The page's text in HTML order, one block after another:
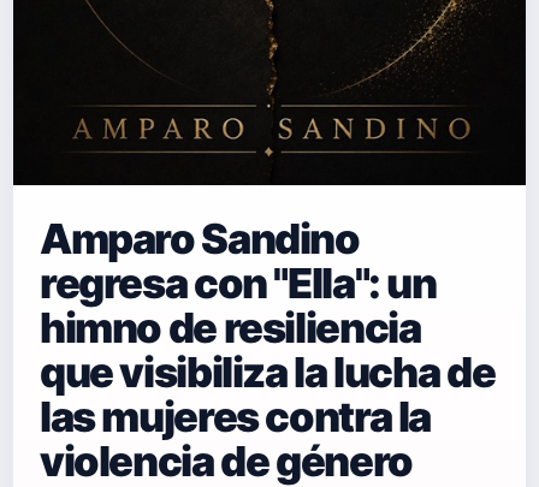
Amparo Sandino
regresa con "Ella": un
himno de resiliencia
que visibiliza la lucha de
las mujeres contra la
violencia de género